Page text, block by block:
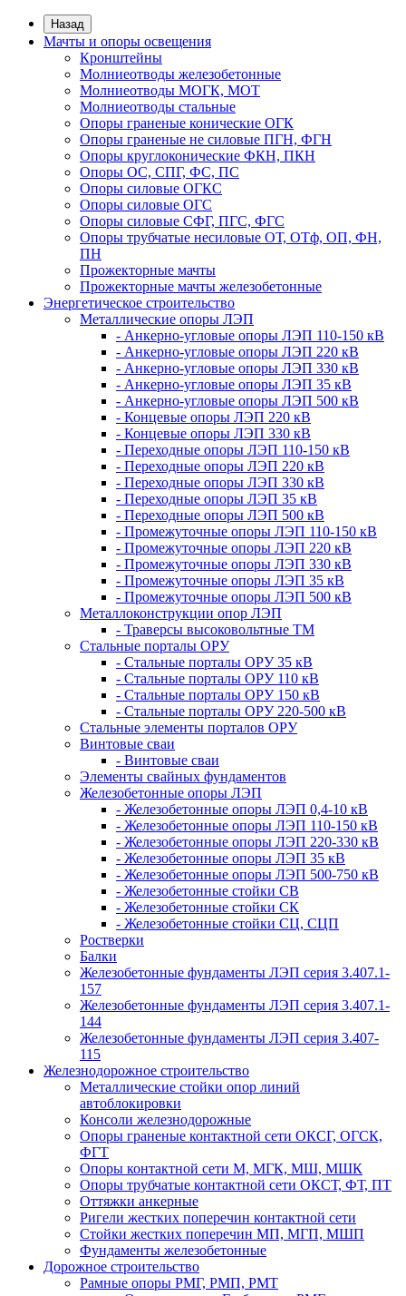
Назад
Мачты и опоры освещения
Кронштейны
Молниеотводы железобетонные
Молниеотводы МОГК, МОТ
Молниеотводы стальные
Опоры граненые конические ОГК
Опоры граненые не силовые ПГН, ФГН
Опоры круглоконические ФКН, ПКН
Опоры ОС, СПГ, ФС, ПС
Опоры силовые ОГКС
Опоры силовые ОГС
Опоры силовые СФГ, ПГС, ФГС
Опоры трубчатые несиловые ОТ, ОТф, ОП, ФН,
ПН
Прожекторные мачты
Прожекторные мачты железобетонные
Энергетическое строительство
Металлические опоры ЛЭП
- Анкерно-угловые опоры ЛЭП 110-150 кВ
- Анкерно-угловые опоры ЛЭП 220 кВ
- Анкерно-угловые опоры ЛЭП 330 кВ
- Анкерно-угловые опоры ЛЭП 35 кВ
- Анкерно-угловые опоры ЛЭП 500 кВ
- Концевые опоры ЛЭП 220 кВ
- Концевые опоры ЛЭП 330 кВ
- Переходные опоры ЛЭП 110-150 кВ
- Переходные опоры ЛЭП 220 кВ
- Переходные опоры ЛЭП 330 кВ
- Переходные опоры ЛЭП 35 кВ
- Переходные опоры ЛЭП 500 кВ
- Промежуточные опоры ЛЭП 110-150 кВ
- Промежуточные опоры ЛЭП 220 кВ
- Промежуточные опоры ЛЭП 330 кВ
- Промежуточные опоры ЛЭП 35 кВ
- Промежуточные опоры ЛЭП 500 кВ
Металлоконструкции опор ЛЭП
- Траверсы высоковольтные ТМ
Стальные порталы ОРУ
- Стальные порталы ОРУ 35 кВ
- Стальные порталы ОРУ 110 кВ
- Стальные порталы ОРУ 150 кВ
- Стальные порталы ОРУ 220-500 кВ
Стальные элементы порталов ОРУ
Винтовые сваи
- Винтовые сваи
Элементы свайных фундаментов
Железобетонные опоры ЛЭП
- Железобетонные опоры ЛЭП 0,4-10 кВ
- Железобетонные опоры ЛЭП 110-150 кВ
- Железобетонные опоры ЛЭП 220-330 кВ
- Железобетонные опоры ЛЭП 35 кВ
- Железобетонные опоры ЛЭП 500-750 кВ
- Железобетонные стойки СВ
- Железобетонные стойки СК
- Железобетонные стойки СЦ, СЦП
Ростверки
Балки
Железобетонные фундаменты ЛЭП серия 3.407.1-
157
Железобетонные фундаменты ЛЭП серия 3.407.1-
144
Железобетонные фундаменты ЛЭП серия 3.407-
115
Железнодорожное строительство
Металлические стойки опор линий
автоблокировки
Консоли железнодорожные
Опоры граненые контактной сети ОКСГ, ОГСК,
ФГТ
Опоры контактной сети М, МГК, МШ, МШК
Опоры трубчатые контактной сети ОКСТ, ФТ, ПТ
Оттяжки анкерные
Ригели жестких поперечин контактной сети
Стойки жестких поперечин МП, МГП, МШП
Фундаменты железобетонные
Дорожное строительство
Рамные опоры РМГ, РМП, РМТ